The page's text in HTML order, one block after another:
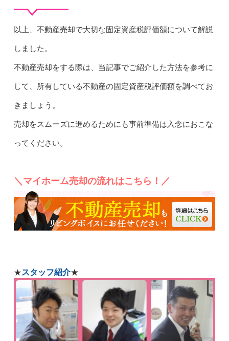
以上、不動産売却で大切な固定資産税評価額について解説
しました。
不動産売却をする際は、当記事でご紹介した方法を参考に
して、所有している不動産の固定資産税評価額を調べてお
きましょう。
売却をスムーズに進めるためにも事前準備は入念におこな
ってください。
＼マイホーム売却の流れはこちら！／
★スタッフ紹介★